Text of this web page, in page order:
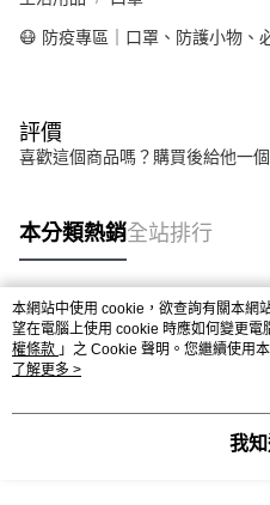
４．使用「AFTEE先享後付」時，將
恩沛科技股份有限公司將有權停止該
😷 防疫專區｜口罩、防護小物、
評價
喜歡這個商品嗎？購買後給他一
本分類熱銷全站排行
熱門標籤
本網站中使用 cookie，欲查詢有關本網
望在電腦上使用 cookie 時應如何變更電
權條款 」之 Cookie 聲明。您繼續使用
用條款之 Cookie 聲明使用 cookie。
了解更多 >
我